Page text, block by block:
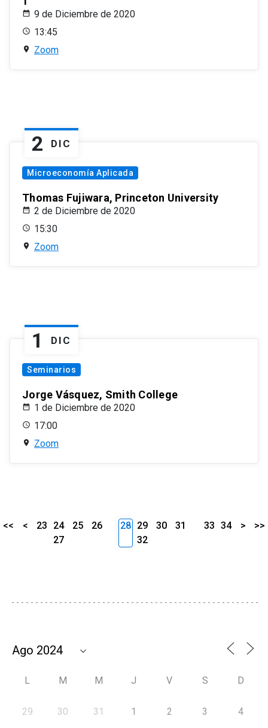
9 de Diciembre de 2020
13:45
Zoom
2 DIC
Microeconomía Aplicada
Thomas Fujiwara, Princeton University
2 de Diciembre de 2020
15:30
Zoom
1 DIC
Seminarios
Jorge Vásquez, Smith College
1 de Diciembre de 2020
17:00
Zoom
<< < 23 24 25
26
27
28 29 30
31
32
33 34 > >>
L M M J V S D
29 30 31 1 2 3 4